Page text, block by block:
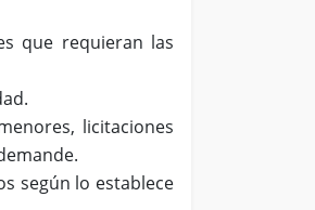
que requieran las
licitaciones
según lo establece